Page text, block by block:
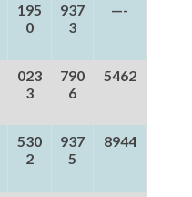
195
0
937
3
—-
023
3
790
6
5462
530
2
937
5
8944